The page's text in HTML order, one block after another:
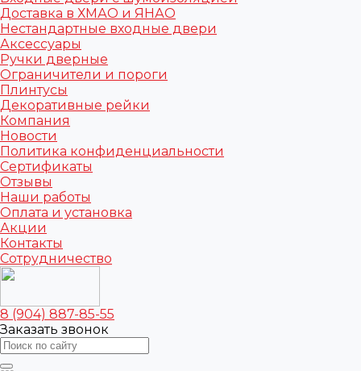
Доставка в ХМАО и ЯНАО
Нестандартные входные двери
Аксессуары
Ручки дверные
Ограничители и пороги
Плинтусы
Декоративные рейки
Компания
Новости
Политика конфиденциальности
Сертификаты
Отзывы
Наши работы
Оплата и установка
Акции
Контакты
Сотрудничество
8 (904) 887-85-55
Заказать звонок